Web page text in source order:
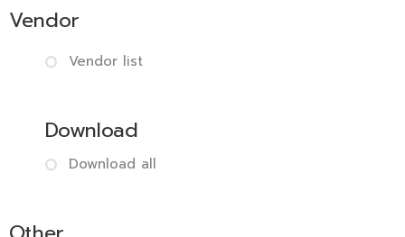
Vendor
Vendor list
Download
Download all